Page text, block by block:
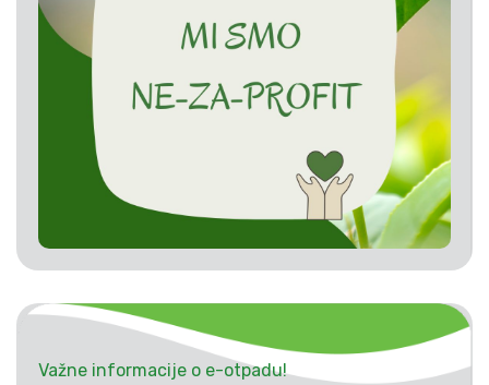
Važne informacije o e-otpadu!